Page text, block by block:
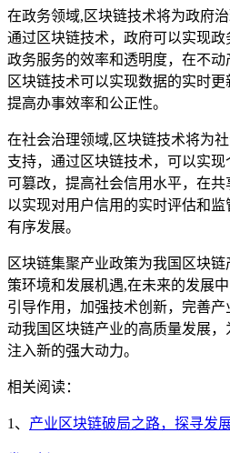
在政务领域,区块链技术将为政府
通过区块链技术，政府可以实现
政务服务的效率和透明度，在不动
区块链技术可以实现数据的实时更
提高办事效率和公正性。
在社会治理领域,区块链技术将为
支持，通过区块链技术，可以实
可篡改，提高社会信用水平，在
以实现对用户信用的实时评估和监
有序发展。
区块链集聚产业政策为我国区块
策环境和发展机遇,在未来的发展
引导作用，加强技术创新，完善
动我国区块链产业的高质量发展
注入新的强大动力。
相关阅读：
1、 产业区块链破局之路，探寻发